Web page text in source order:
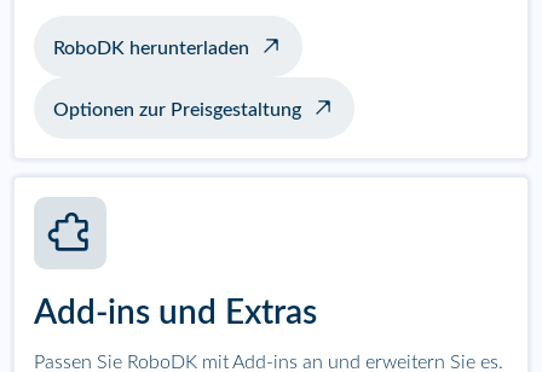
RoboDK herunterladen
Optionen zur Preisgestaltung
Add-ins und Extras
Passen Sie RoboDK mit Add-ins an und erweitern Sie es.